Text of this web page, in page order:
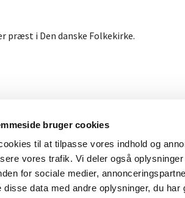
bruger cookies
til at tilpasse vores indhold og
vores trafik. Vi deler også
for sociale medier,
disse data med andre oplysninger, du
præst i Den danske Folkekirke.